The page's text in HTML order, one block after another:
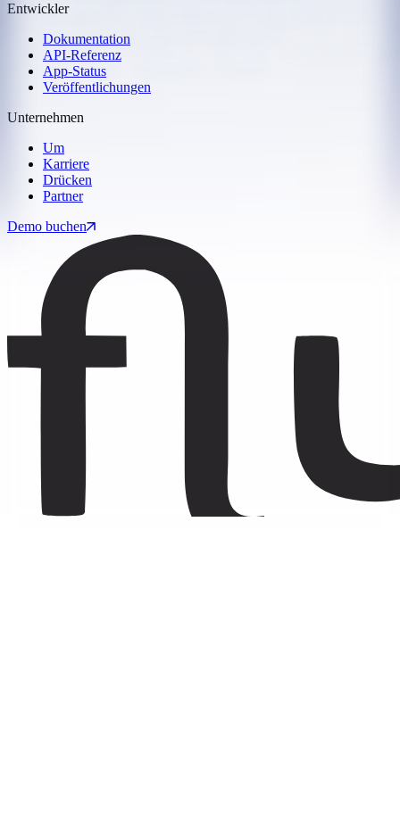
Entwickler
Dokumentation
API-Referenz
App-Status
Veröffentlichungen
Unternehmen
Um
Karriere
Drücken
Partner
Demo buchen